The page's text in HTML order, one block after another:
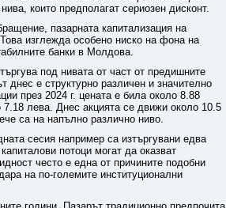
които предполагат сериозен дисконт.
пазарната капитализация на
изглежда особено ниско на фона на
банки в Молдова.
под нивата от част от предишните
днес е структурно различен и значително
през 2024 г. цената е била около 8.88
7.18 лева. Днес акцията се движи около 10.5
са на напълно различно ниво.
сесия например са изтъргувани едва
потоци могат да оказват
често е една от причините подобни
на по-големите институционални